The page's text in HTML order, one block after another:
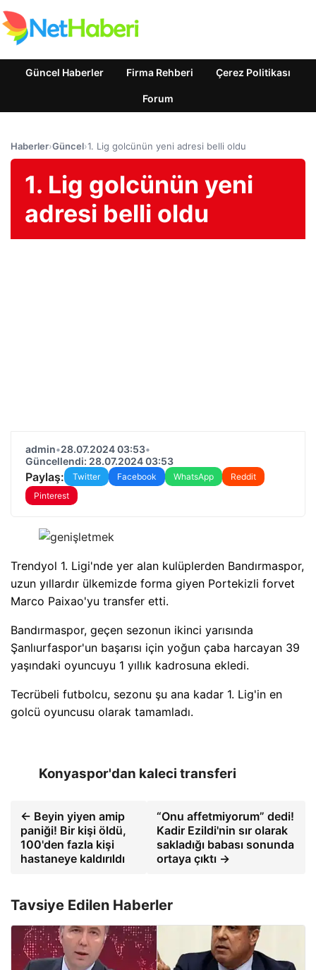
Güncel Haberler Firma Rehberi Çerez Politikası
Forum
Haberler›Güncel›1. Lig golcünün yeni adresi belli oldu
1. Lig golcünün yeni
adresi belli oldu
admin•28.07.2024 03:53•
Güncellendi: 28.07.2024 03:53
Paylaş: Twitter Facebook WhatsApp
Reddit
Pinterest
Trendyol 1. Ligi'nde yer alan kulüplerden Bandırmaspor,
uzun yıllardır ülkemizde forma giyen Portekizli forvet
Marco Paixao'yu transfer etti.
Bandırmaspor, geçen sezonun ikinci yarısında
Şanlıurfaspor'un başarısı için yoğun çaba harcayan 39
yaşındaki oyuncuyu 1 yıllık kadrosuna ekledi.
Tecrübeli futbolcu, sezonu şu ana kadar 1. Lig'in en
golcü oyuncusu olarak tamamladı.
Konyaspor'dan kaleci transferi
← Beyin yiyen amip
paniği! Bir kişi öldü,
100'den fazla kişi
hastaneye kaldırıldı
“Onu affetmiyorum” dedi!
Kadir Ezildi'nin sır olarak
sakladığı babası sonunda
ortaya çıktı →
Tavsiye Edilen Haberler